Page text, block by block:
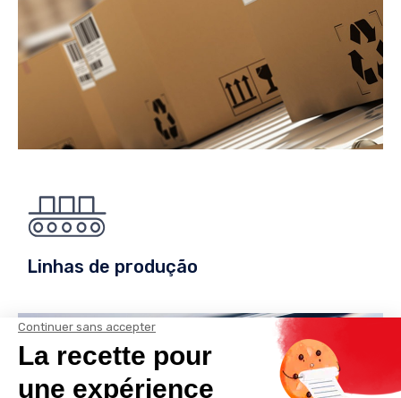
Linhas de produção